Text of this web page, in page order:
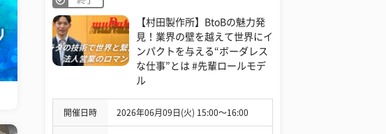
【村田製作所】BtoBの魅力発
見！業界の壁を越えて世界にイ
ンパクトを与える“ボーダレス
な仕事”とは #先輩ロールモデ
ル
開催日時 2026年06月09日(火) 15:00〜16:00